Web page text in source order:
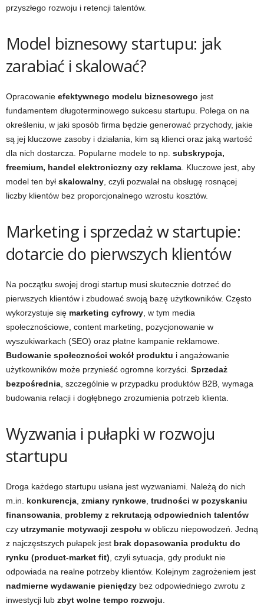
przyszłego rozwoju i retencji talentów.
Model biznesowy startupu: jak
zarabiać i skalować?
Opracowanie efektywnego modelu biznesowego jest
fundamentem długoterminowego sukcesu startupu. Polega on na
określeniu, w jaki sposób firma będzie generować przychody, jakie
są jej kluczowe zasoby i działania, kim są klienci oraz jaką wartość
dla nich dostarcza. Popularne modele to np. subskrypcja,
freemium, handel elektroniczny czy reklama . Kluczowe jest, aby
model ten był skalowalny , czyli pozwalał na obsługę rosnącej
liczby klientów bez proporcjonalnego wzrostu kosztów.
Marketing i sprzedaż w startupie:
dotarcie do pierwszych klientów
Na początku swojej drogi startup musi skutecznie dotrzeć do
pierwszych klientów i zbudować swoją bazę użytkowników. Często
wykorzystuje się marketing cyfrowy , w tym media
społecznościowe, content marketing, pozycjonowanie w
wyszukiwarkach (SEO) oraz płatne kampanie reklamowe.
Budowanie społeczności wokół produktu i angażowanie
użytkowników może przynieść ogromne korzyści. Sprzedaż
bezpośrednia , szczególnie w przypadku produktów B2B, wymaga
budowania relacji i dogłębnego zrozumienia potrzeb klienta.
Wyzwania i pułapki w rozwoju
startupu
Droga każdego startupu usłana jest wyzwaniami. Należą do nich
m.in. konkurencja zmiany rynkowe trudności w pozyskaniu
finansowania problemy z rekrutacją odpowiednich talentów
czy utrzymanie motywacji zespołu w obliczu niepowodzeń. Jedną
z najczęstszych pułapek jest brak dopasowania produktu do
rynku (product-market fit) , czyli sytuacja, gdy produkt nie
odpowiada na realne potrzeby klientów. Kolejnym zagrożeniem jest
nadmierne wydawanie pieniędzy bez odpowiedniego zwrotu z
inwestycji lub zbyt wolne tempo rozwoju